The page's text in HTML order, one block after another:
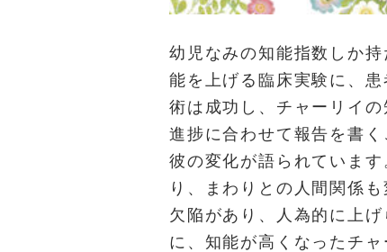
幼児なみの知能指数しか
能を上げる臨床実験に、
術は成功し、チャーリイ
進捗に合わせて報告を書
彼の変化が語られていま
り、まわりとの人間関係
欠陥があり、人為的に上
に、知能が高くなったチ